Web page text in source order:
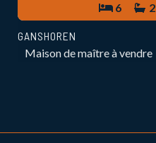
6 2
GANSHOREN
Maison de maître à vendre